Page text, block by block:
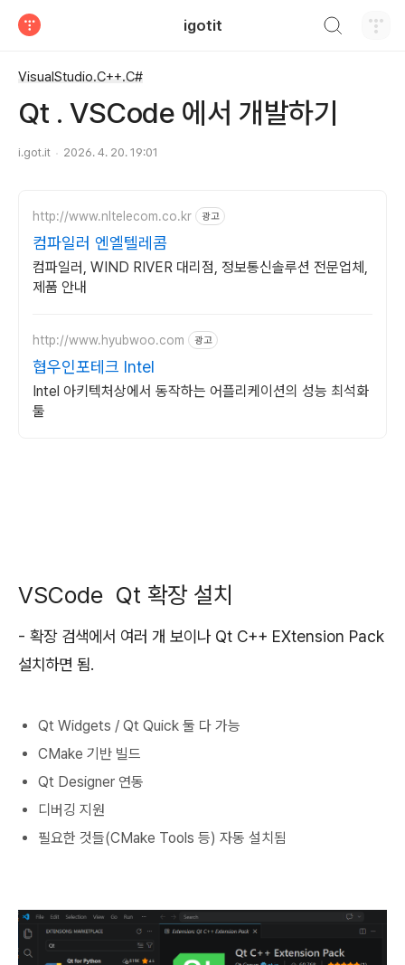
igotit
VisualStudio.C++.C#
Qt . VSCode 에서 개발하기
i.got.it 2026. 4. 20. 19:01
http://www.nltelecom.co.kr 광고
컴파일러 엔엘텔레콤
컴파일러, WIND RIVER 대리점, 정보통신솔루션 전문업체,
제품 안내
http://www.hyubwoo.com 광고
협우인포테크 Intel
Intel 아키텍처상에서 동작하는 어플리케이션의 성능 최석화
툴
VSCode Qt 확장 설치
- 확장 검색에서 여러 개 보이나 Qt C++ EXtension Pack
설치하면 됨.
Qt Widgets / Qt Quick 둘 다 가능
CMake 기반 빌드
Qt Designer 연동
디버깅 지원
필요한 것들(CMake Tools 등) 자동 설치됨